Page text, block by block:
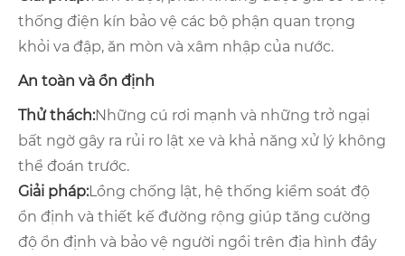
thống điện kín bảo vệ các bộ phận quan trọng
khỏi va đập, ăn mòn và xâm nhập của nước.
An toàn và ổn định
Thử thách:Những cú rơi mạnh và những trở ngại
bất ngờ gây ra rủi ro lật xe và khả năng xử lý không
thể đoán trước.
Giải pháp:Lồng chống lật, hệ thống kiểm soát độ
ổn định và thiết kế đường rộng giúp tăng cường
độ ổn định và bảo vệ người ngồi trên địa hình đầy